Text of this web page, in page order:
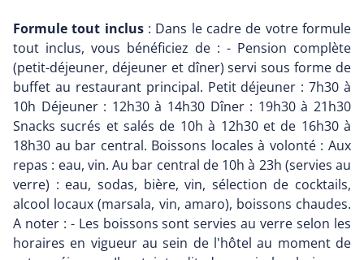
Formule tout inclus: Dans le cadre de votre formule
tout inclus, vous bénéficiez de : - Pension complète
(petit-déjeuner, déjeuner et dîner) servi sous forme de
buffet au restaurant principal. Petit déjeuner : 7h30 à
10h Déjeuner : 12h30 à 14h30 Dîner : 19h30 à 21h30
Snacks sucrés et salés de 10h à 12h30 et de 16h30 à
18h30 au bar central. Boissons locales à volonté : Aux
repas : eau, vin. Au bar central de 10h à 23h (servies au
verre) : eau, sodas, bière, vin, sélection de cocktails,
alcool locaux (marsala, vin, amaro), boissons chaudes.
A noter : - Les boissons sont servies au verre selon les
horaires en vigueur au sein de l'hôtel au moment de